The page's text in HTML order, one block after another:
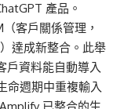
產品。
客戶關係管理，
達成新整合。此舉
戶資料能自動導入
命週期中重複輸入